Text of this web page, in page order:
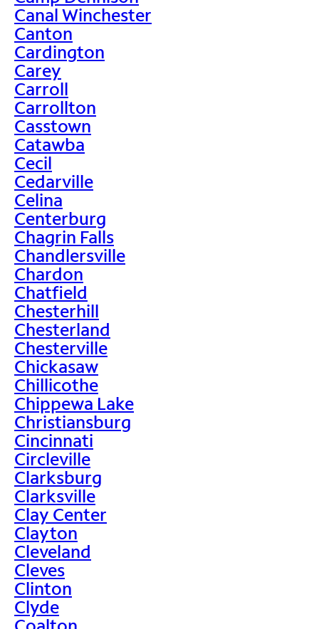
Canal Winchester
Canton
Cardington
Carey
Carroll
Carrollton
Casstown
Catawba
Cecil
Cedarville
Celina
Centerburg
Chagrin Falls
Chandlersville
Chardon
Chatfield
Chesterhill
Chesterland
Chesterville
Chickasaw
Chillicothe
Chippewa Lake
Christiansburg
Cincinnati
Circleville
Clarksburg
Clarksville
Clay Center
Clayton
Cleveland
Cleves
Clinton
Clyde